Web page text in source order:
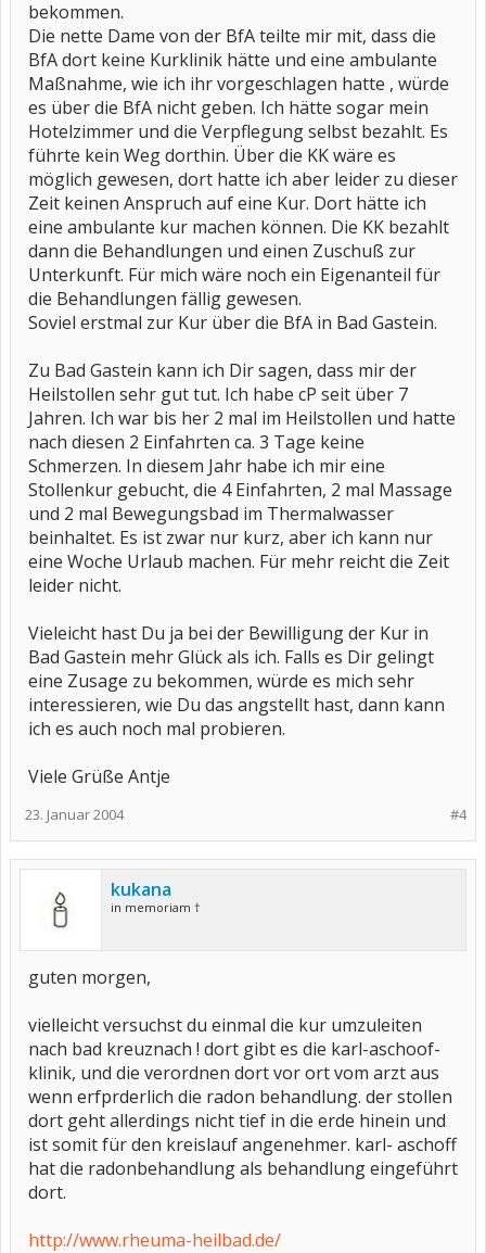
bekommen.
Die nette Dame von der BfA teilte mir mit, dass die
BfA dort keine Kurklinik hätte und eine ambulante
Maßnahme, wie ich ihr vorgeschlagen hatte , würde
es über die BfA nicht geben. Ich hätte sogar mein
Hotelzimmer und die Verpflegung selbst bezahlt. Es
führte kein Weg dorthin. Über die KK wäre es
möglich gewesen, dort hatte ich aber leider zu dieser
Zeit keinen Anspruch auf eine Kur. Dort hätte ich
eine ambulante kur machen können. Die KK bezahlt
dann die Behandlungen und einen Zuschuß zur
Unterkunft. Für mich wäre noch ein Eigenanteil für
die Behandlungen fällig gewesen.
Soviel erstmal zur Kur über die BfA in Bad Gastein.
Zu Bad Gastein kann ich Dir sagen, dass mir der
Heilstollen sehr gut tut. Ich habe cP seit über 7
Jahren. Ich war bis her 2 mal im Heilstollen und hatte
nach diesen 2 Einfahrten ca. 3 Tage keine
Schmerzen. In diesem Jahr habe ich mir eine
Stollenkur gebucht, die 4 Einfahrten, 2 mal Massage
und 2 mal Bewegungsbad im Thermalwasser
beinhaltet. Es ist zwar nur kurz, aber ich kann nur
eine Woche Urlaub machen. Für mehr reicht die Zeit
leider nicht.
Vieleicht hast Du ja bei der Bewilligung der Kur in
Bad Gastein mehr Glück als ich. Falls es Dir gelingt
eine Zusage zu bekommen, würde es mich sehr
interessieren, wie Du das angstellt hast, dann kann
ich es auch noch mal probieren.
Viele Grüße Antje
#4
23. Januar 2004
kukana
in memoriam †
guten morgen,
vielleicht versuchst du einmal die kur umzuleiten
nach bad kreuznach ! dort gibt es die karl-aschoof-
klinik, und die verordnen dort vor ort vom arzt aus
wenn erfprderlich die radon behandlung. der stollen
dort geht allerdings nicht tief in die erde hinein und
ist somit für den kreislauf angenehmer. karl- aschoff
hat die radonbehandlung als behandlung eingeführt
dort.
http://www.rheuma-heilbad.de/